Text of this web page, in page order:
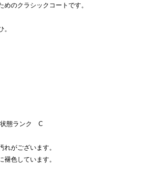
めのクラシックコートです。
態ランク C
れがございます。
褪色しています。